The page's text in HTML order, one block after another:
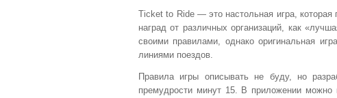
Ticket to Ride — это настольная игра,
наград от различных организаций, как
своими правилами, однако оригинальная
линиями поездов.
Правила игры описывать не буду, но
премудрости минут 15. В приложении можно